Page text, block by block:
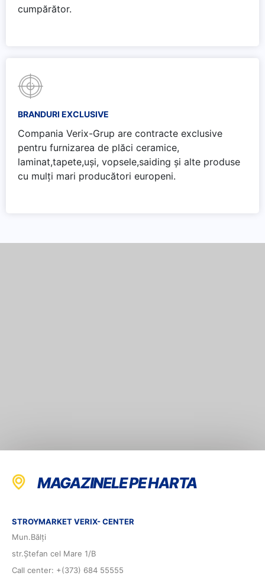
cumpărător.
BRANDURI EXCLUSIVE
Compania Verix-Grup are contracte exclusive
pentru furnizarea de plăci ceramice,
laminat,tapete,uși, vopsele,saiding și alte produse
cu mulți mari producători europeni.
MAGAZINELE PE HARTA
STROYMARKET VERIX- CENTER
Mun.Bălți
str.Ștefan cel Mare 1/B
Call center: +(373) 684 55555